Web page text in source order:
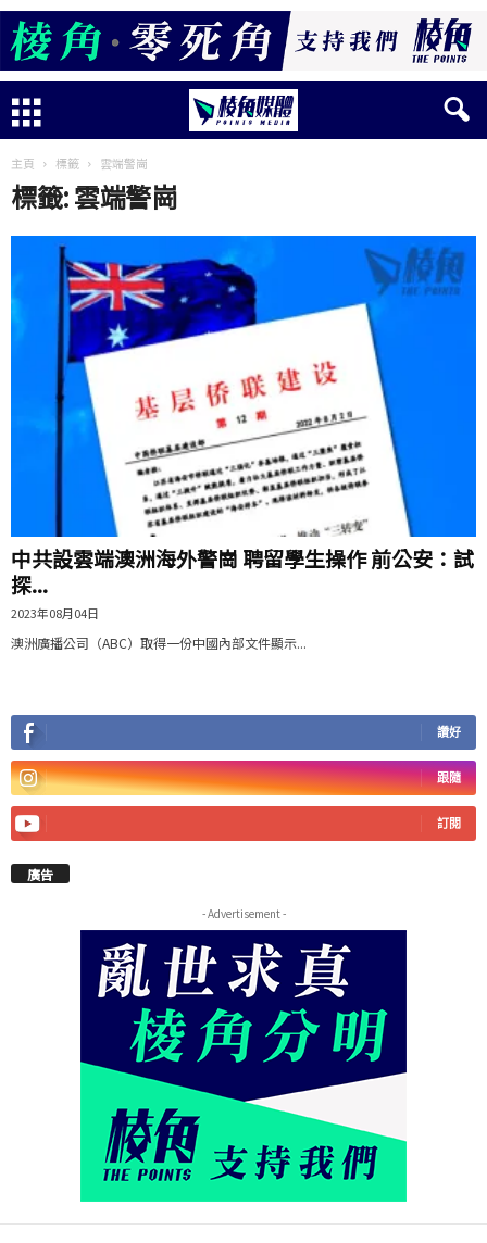
主頁 標籤 雲端警崗
標籤: 雲端警崗
中共設雲端澳洲海外警崗 聘留學生操作 前公安：試
探...
2023年08月04日
澳洲廣播公司（ABC）取得一份中國內部文件顯示...
讚好
跟隨
訂閱
廣告
- Advertisement -